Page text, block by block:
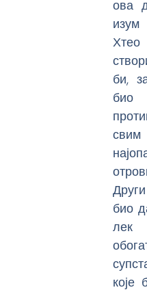
ова
изум
би,
био
свим
био
лек
које